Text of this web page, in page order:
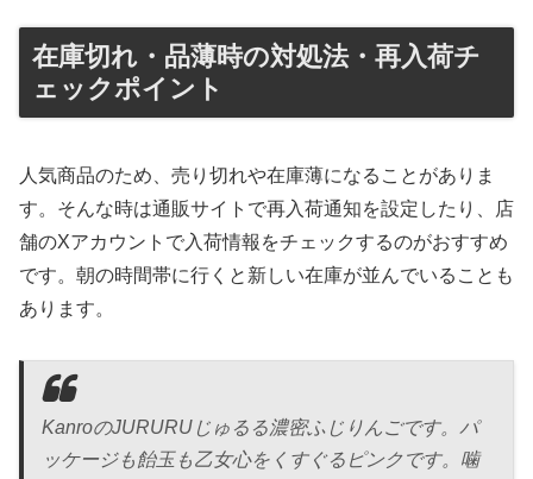
在庫切れ・品薄時の対処法・再入荷チ
ェックポイント
人気商品のため、売り切れや在庫薄になることがありま
す。そんな時は通販サイトで再入荷通知を設定したり、店
舗のXアカウントで入荷情報をチェックするのがおすすめ
です。朝の時間帯に行くと新しい在庫が並んでいることも
あります。
KanroのJURURUじゅるる濃密ふじりんごです。パ
ッケージも飴玉も乙女心をくすぐるピンクです。噛